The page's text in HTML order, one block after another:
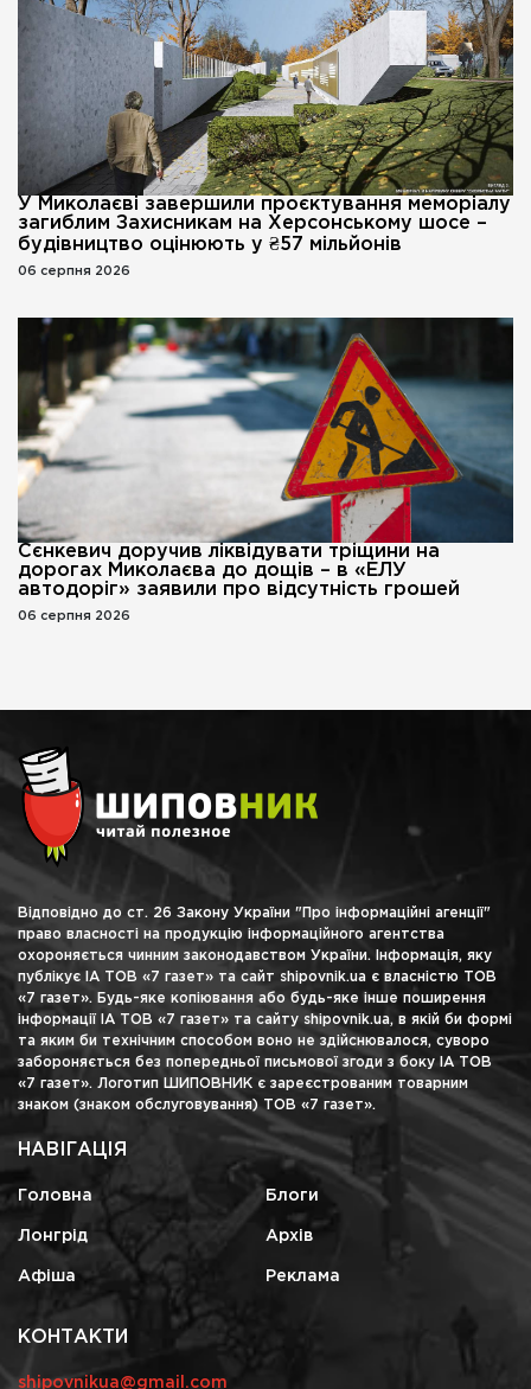
У Миколаєві завершили проєктування меморіалу
загиблим Захисникам на Херсонському шосе –
будівництво оцінюють у ₴57 мільйонів
06 серпня 2026
Сєнкевич доручив ліквідувати тріщини на
дорогах Миколаєва до дощів – в «ЕЛУ
автодоріг» заявили про відсутність грошей
06 серпня 2026
Відповідно до ст. 26 Закону України "Про інформаційні агенції"
право власності на продукцію інформаційного агентства
охороняється чинним законодавством України. Інформація, яку
публікує ІА ТОВ «7 газет» та сайт shipovnik.ua є власністю ТОВ
«7 газет». Будь-яке копіювання або будь-яке інше поширення
інформації ІА ТОВ «7 газет» та сайту shipovnik.ua, в якій би формі
та яким би технічним способом воно не здійснювалося, суворо
забороняється без попередньої письмової згоди з боку ІА ТОВ
«7 газет». Логотип ШИПОВНИК є зареєстрованим товарним
знаком (знаком обслуговування) ТОВ «7 газет».
НАВІГАЦІЯ
Головна Блоги
Лонгрід Архів
Афіша Реклама
КОНТАКТИ
shipovnikua@gmail.com